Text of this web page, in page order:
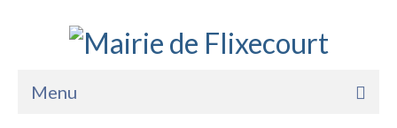
Menu